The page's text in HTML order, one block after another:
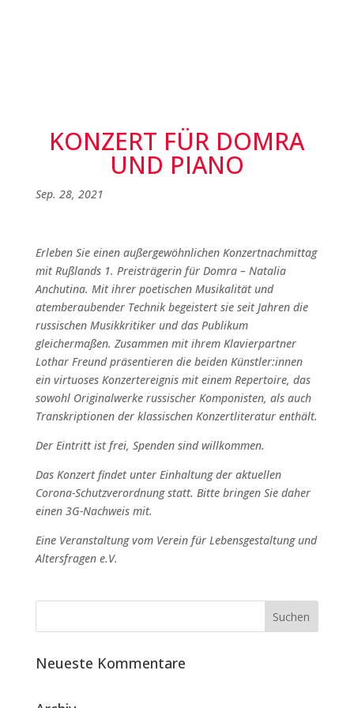
KONZERT FÜR DOMRA
UND PIANO
Sep. 28, 2021
Erleben Sie einen außergewöhnlichen Konzertnachmittag
mit Rußlands 1. Preisträgerin für Domra – Natalia
Anchutina. Mit ihrer poetischen Musikalität und
atemberaubender Technik begeistert sie seit Jahren die
russischen Musikkritiker und das Publikum
gleichermaßen. Zusammen mit ihrem Klavierpartner
Lothar Freund präsentieren die beiden Künstler:innen
ein virtuoses Konzertereignis mit einem Repertoire, das
sowohl Originalwerke russischer Komponisten, als auch
Transkriptionen der klassischen Konzertliteratur enthält.
Der Eintritt ist frei, Spenden sind willkommen.
Das Konzert findet unter Einhaltung der aktuellen
Corona-Schutzverordnung statt. Bitte bringen Sie daher
einen 3G-Nachweis mit.
Eine Veranstaltung vom Verein für Lebensgestaltung und
Altersfragen e.V.
Neueste Kommentare